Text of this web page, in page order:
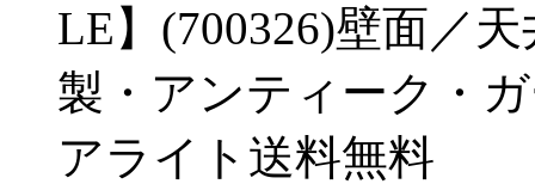
LE】(700326)壁面／
製・アンティーク・
アライト送料無料